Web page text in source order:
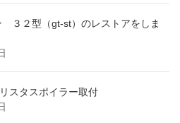
３２型（gt-st）のレストアをしま
スタスポイラー取付